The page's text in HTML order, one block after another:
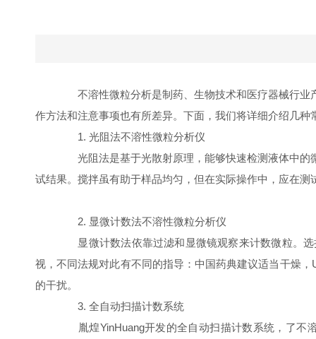
不溶性微粒分析是制药、生物技术和医疗器械行业
作方法和注意事项也有所差异。下面，我们将详细介绍几
1. 光阻法不溶性微粒分析仪
光阻法是基于光散射原理，能够快速检测液体中的
试结果。搅拌虽有助于样品均匀，但在实际操作中，应在
2. 显微计数法不溶性微粒分析仪
显微计数法依靠过滤和显微镜观察来计数微粒。选
视，不同法规对此有不同的指导：中国药典建议适当干燥
的干扰。
3. 全自动扫描计数系统
胤煌YinHuang开发的全自动扫描计数系统，了不